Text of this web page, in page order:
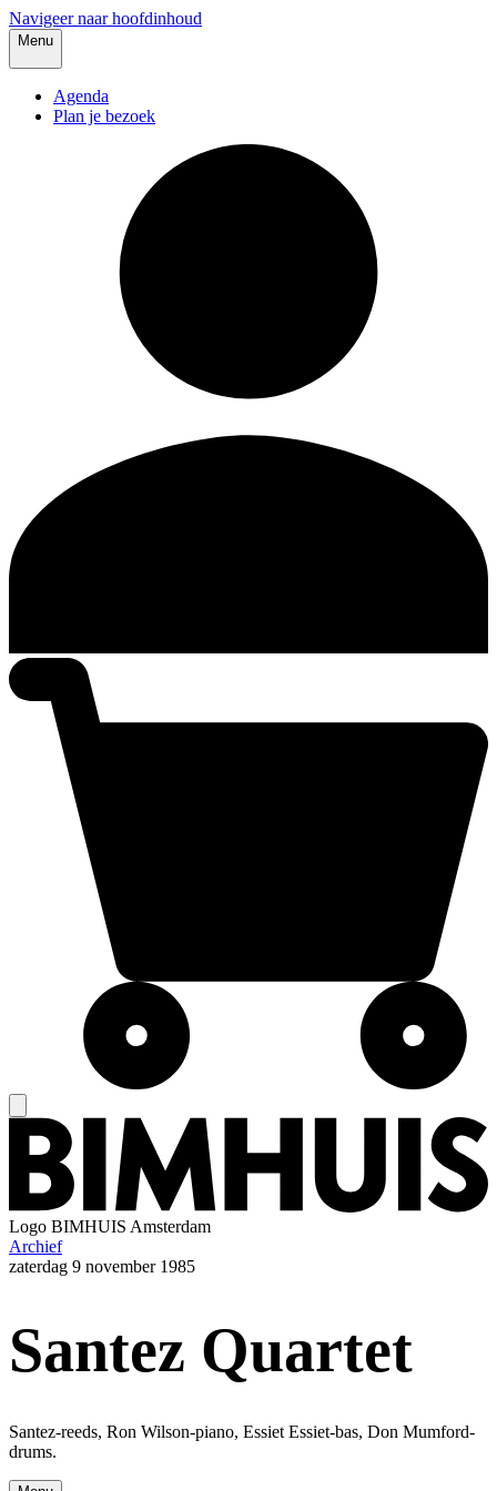
Navigeer naar hoofdinhoud
Menu
Agenda
Plan je bezoek
Logo BIMHUIS Amsterdam
Archief
zaterdag 9 november 1985
Santez Quartet
Santez-reeds, Ron Wilson-piano, Essiet Essiet-bas, Don Mumford-
drums.